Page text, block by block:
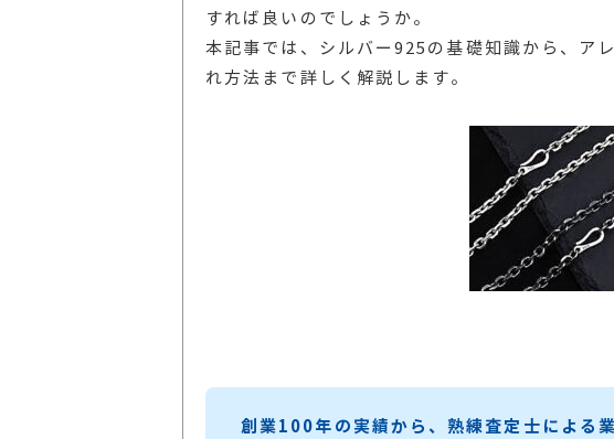
すれば良いのでしょうか。
本記事では、シルバー925の基礎知識から、ア
れ方法まで詳しく解説します。
創業100年の実績から、熟練査定士による